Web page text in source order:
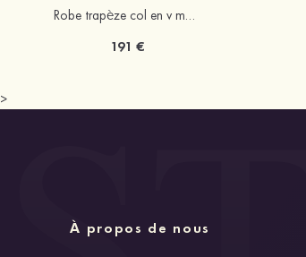
Robe trapèze col en v mousseline longueur genou robe de mère de la mariée avec perle dentelle veste
191 €
>
À propos de nous